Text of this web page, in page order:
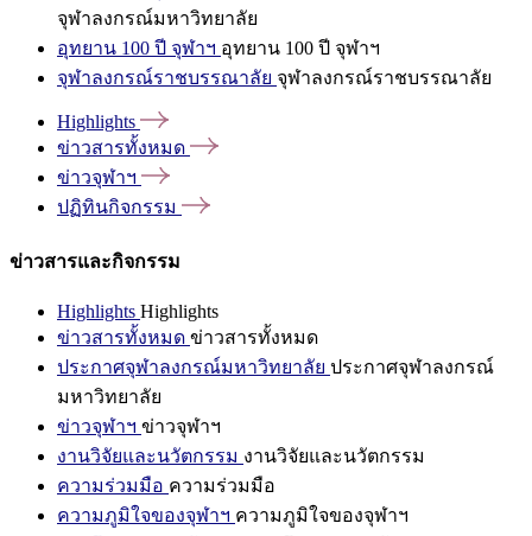
จุฬาลงกรณ์มหาวิทยาลัย
อุทยาน 100 ปี จุฬาฯ อุทยาน 100 ปี จุฬาฯ
จุฬาลงกรณ์ราชบรรณาลัย จุฬาลงกรณ์ราชบรรณาลัย
Highlights
ข่าวสารทั้งหมด
ข่าวจุฬาฯ
ปฏิทินกิจกรรม
ข่าวสารและกิจกรรม
Highlights Highlights
ข่าวสารทั้งหมด ข่าวสารทั้งหมด
ประกาศจุฬาลงกรณ์มหาวิทยาลัย ประกาศจุฬาลงกรณ์
มหาวิทยาลัย
ข่าวจุฬาฯ ข่าวจุฬาฯ
งานวิจัยและนวัตกรรม งานวิจัยและนวัตกรรม
ความร่วมมือ ความร่วมมือ
ความภูมิใจของจุฬาฯ ความภูมิใจของจุฬาฯ